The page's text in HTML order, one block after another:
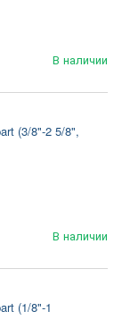
В наличии
(3/8"-2 5/8",
В наличии
(1/8"-1